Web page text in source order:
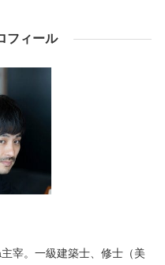
フィール
宰。一級建築士、修士（美